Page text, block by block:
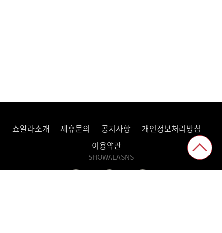
쇼알라소개 제휴문의 공지사항
개인정보처리방침
이용약관
SHOWALASNS